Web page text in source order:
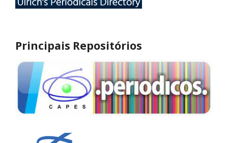
Principais Repositórios